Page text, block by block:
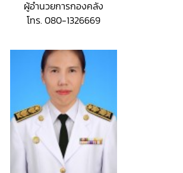
ผู้อำนวยการกองคลัง
โทร. 080-1326669